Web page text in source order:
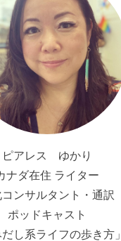
ピアレス ゆかり
ナダ在住 ライター
ンサルタント・通訳
ポッドキャスト
だし系ライフの歩き方」